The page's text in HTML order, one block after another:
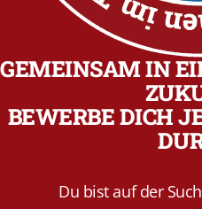
GEMEINSAM IN
BEWERBE DICH
Du bist auf der